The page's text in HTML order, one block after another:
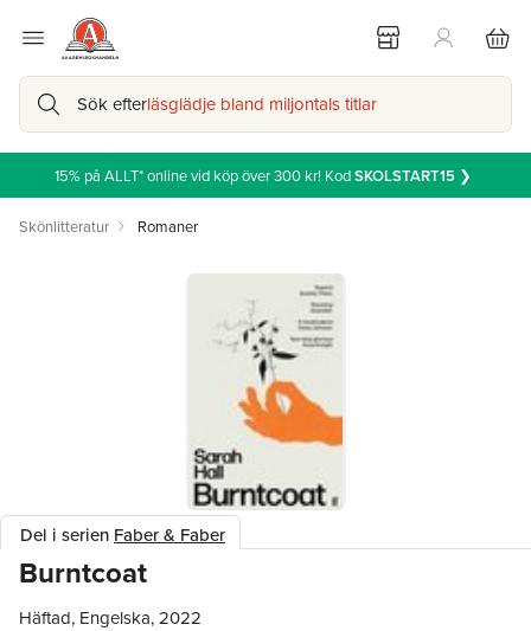
Sök efterläsglädje bland miljontals titlar
15% på ALLT* online vid köp över 300 kr! KodSKOLSTART15 ❯
Skönlitteratur Romaner
Del i serien Faber & Faber
Burntcoat
Häftad, Engelska, 2022